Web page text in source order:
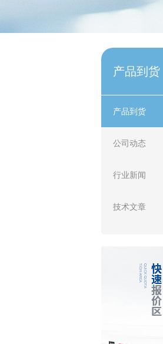
产品到货
产品到货
公司动态
行业新闻
技术文章